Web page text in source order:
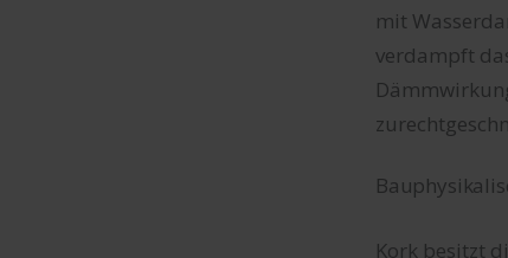
mit
verdampft
Kork besitzt